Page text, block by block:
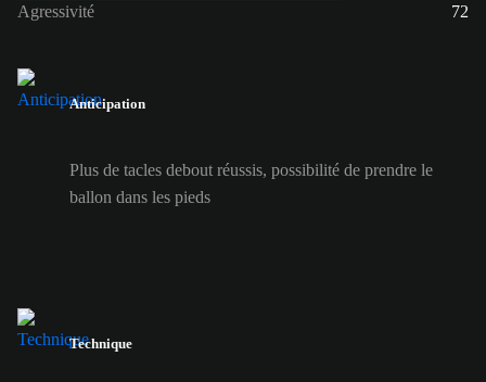
Agressivité
72
Anticipation
Plus de tacles debout réussis, possibilité de prendre le
ballon dans les pieds
Technique